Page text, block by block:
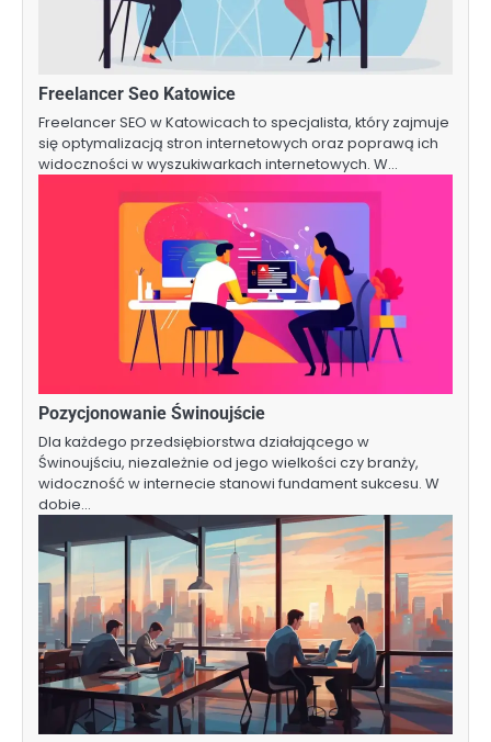
Freelancer Seo Katowice
Freelancer SEO w Katowicach to specjalista, który zajmuje
się optymalizacją stron internetowych oraz poprawą ich
widoczności w wyszukiwarkach internetowych. W…
Pozycjonowanie Świnoujście
Dla każdego przedsiębiorstwa działającego w
Świnoujściu, niezależnie od jego wielkości czy branży,
widoczność w internecie stanowi fundament sukcesu. W
dobie…